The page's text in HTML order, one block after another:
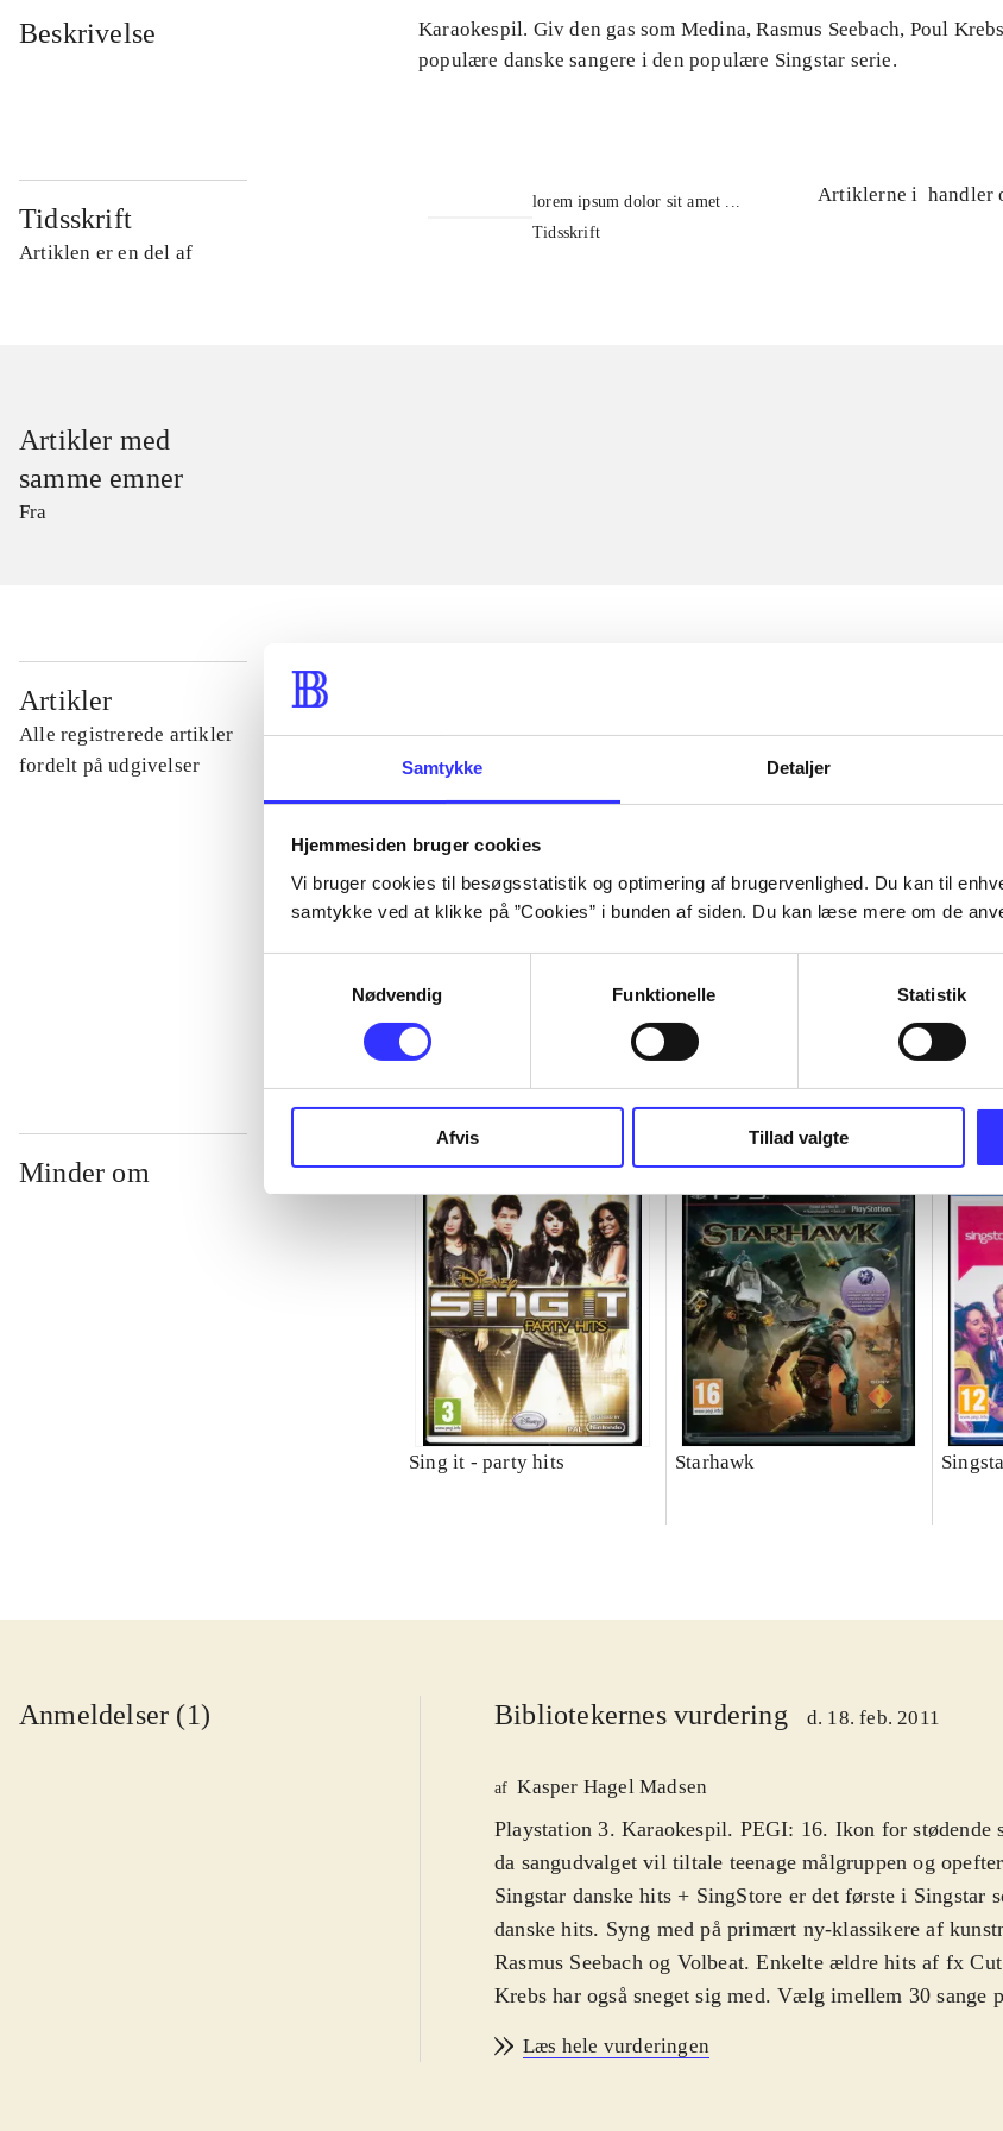
Samtykke Detaljer
Hjemmesiden bruger cookies
Vi bruger cookies til besøgsstatistik og optimering af brugervenlighed. Du kan til
samtykke ved at klikke på ”Cookies” i bunden af siden. Du kan læse mere om de
Nødvendig
Funktionelle Statistik
Afvis Tillad valgte
Beskrivelse
Karaokespil. Giv den gas som Medina, Rasmus Seebach, Poul
populære danske sangere i den populære Singstar serie.
Tidsskrift
Artiklen er en del af
lorem ipsum dolor sit amet ...
Tidsskrift
Artiklerne i handler
Artikler med
samme emner
Fra
Artikler
Alle registrerede artikler
fordelt på udgivelser
...
...
...
...
Minder om
Sing it - party hits Starhawk
Anmeldelser (1) Bibliotekernes vurdering d. 18. feb. 2011
af Kasper Hagel Madsen
Playstation 3. Karaokespil. PEGI: 16. Ikon for stødende
da sangudvalget vil tiltale teenage målgruppen og opefter
Singstar danske hits + SingStore er det første i Singstar
danske hits. Syng med på primært ny-klassikere af
Rasmus Seebach og Volbeat. Enkelte ældre hits af fx
Krebs har også sneget sig med. Vælg imellem 30 sange
SingStore kan der downloades flere hits til repertoiret.
Læs hele vurderingen